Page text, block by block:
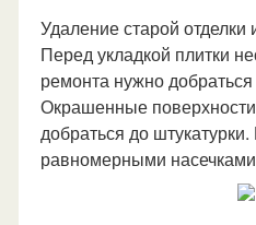
Удаление старой
Перед укладкой плитки
ремонта нужно
Окрашенные
добраться до
равномерными